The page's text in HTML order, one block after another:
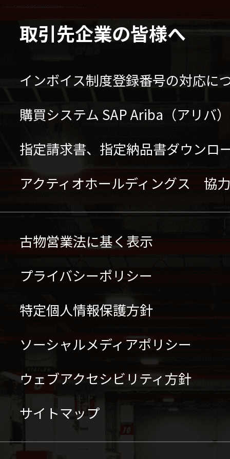
取引先企業の皆様へ
インボイス制度登録番号の対応に
購買システム SAP Ariba（アリバ
指定請求書、指定納品書ダウンロ
アクティオホールディングス 協
古物営業法に基く表示
プライバシーポリシー
特定個人情報保護方針
ソーシャルメディアポリシー
ウェブアクセシビリティ方針
サイトマップ